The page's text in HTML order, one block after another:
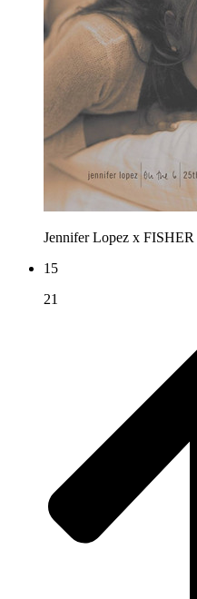
Jennifer Lopez x FISHER
15
21